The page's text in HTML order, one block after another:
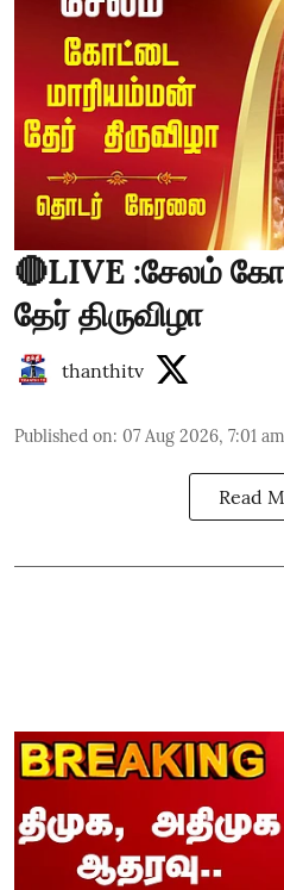
🔴LIVE :சேலம்
தேர் திருவிழா
thanthitv
Published on: 07 Aug 2026, 7:01 am
Read